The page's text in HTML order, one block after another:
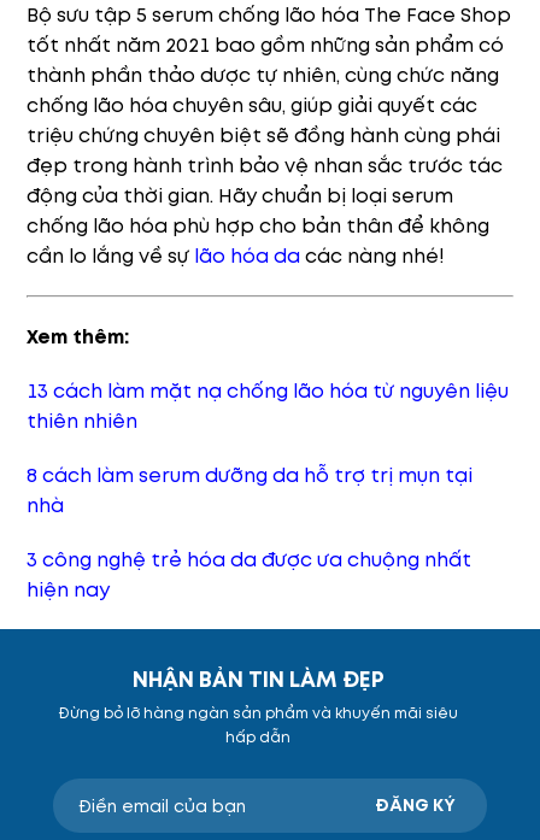
Bộ sưu tập 5 serum chống lão hóa The Face Shop
tốt nhất năm 2021 bao gồm những sản phẩm có
thành phần thảo dược tự nhiên, cùng chức năng
chống lão hóa chuyên sâu, giúp giải quyết các
triệu chứng chuyên biệt sẽ đồng hành cùng phái
đẹp trong hành trình bảo vệ nhan sắc trước tác
động của thời gian. Hãy chuẩn bị loại serum
chống lão hóa phù hợp cho bản thân để không
cần lo lắng về sự lão hóa dacác nàng nhé!
Xem thêm:
13 cách làm mặt nạ chống lão hóa từ nguyên liệu
thiên nhiên
8 cách làm serum dưỡng da hỗ trợ trị mụn tại
nhà
3 công nghệ trẻ hóa da được ưa chuộng nhất
hiện nay
NHẬN BẢN TIN LÀM ĐẸP
Đừng bỏ lỡ hàng ngàn sản phẩm và khuyến mãi siêu
hấp dẫn
ĐĂNG KÝ